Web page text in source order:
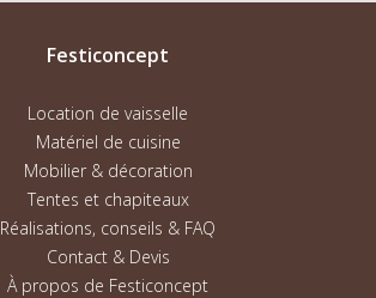
Festiconcept
Location de vaisselle
Matériel de cuisine
Mobilier & décoration
Tentes et chapiteaux
Réalisations, conseils & FAQ
Contact & Devis
À propos de Festiconcept